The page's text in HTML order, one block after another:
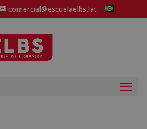
comercial@escuelaelbs.lat